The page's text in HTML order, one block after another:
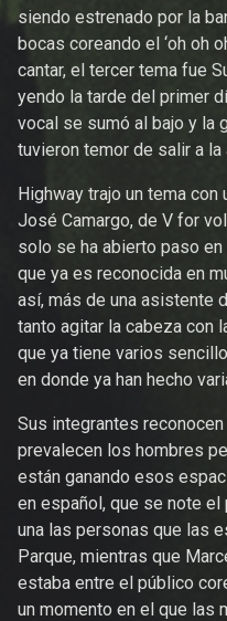
siendo estrenado por la
bocas coreando el ‘oh oh
cantar, el tercer tema fue
yendo la tarde del primer
vocal se sumó al bajo y la
tuvieron temor de salir a
Highway trajo un tema con
José Camargo, de V for
solo se ha abierto paso
que ya es reconocida en
así, más de una asistente
tanto agitar la cabeza con
que ya tiene varios
en donde ya han hecho
Sus integrantes
prevalecen los hombres
están ganando esos
en español, que se note el
una las personas que las
Parque, mientras que
estaba entre el público
un momento en el que las